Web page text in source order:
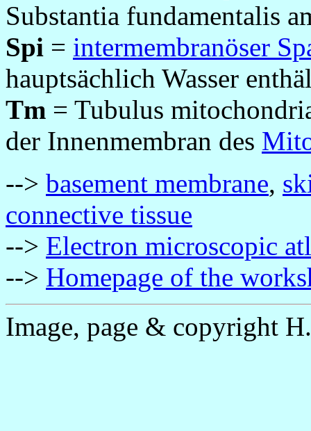
Substantia fundamentalis
Spi = intermembranöser
hauptsächlich Wasser
Tm = Tubulus
der Innenmembran des
--> basement membrane,
connective tissue
--> Electron microscopic
--> Homepage of the
Image, page & copyright